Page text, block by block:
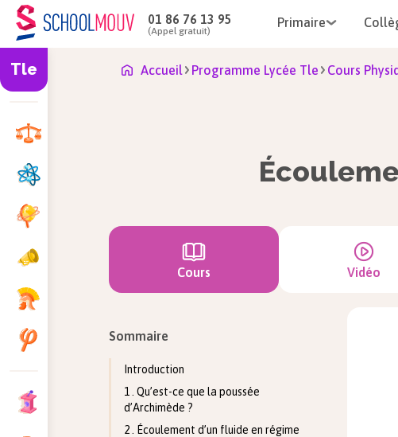
01 86 76 13 95
(Appel gratuit)
Primaire
Tle Accueil Programme Lycée Tle Cours
Cours Vidéo
Sommaire
Introduction
1 . Qu’est-ce que la poussée
d’Archimède ?
2 . Écoulement d’un fluide en régime